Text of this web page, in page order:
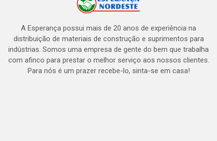
A Esperança possui mais de 20 anos de experiência na
distribuição de materiais de construção e suprimentos para
indústrias. Somos uma empresa de gente do bem que trabalha
com afinco para prestar o melhor serviço aos nossos clientes.
Para nós é um prazer recebe-lo, sinta-se em casa!